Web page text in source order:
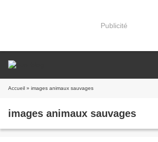
Publicité
Accueil » images animaux sauvages
images animaux sauvages